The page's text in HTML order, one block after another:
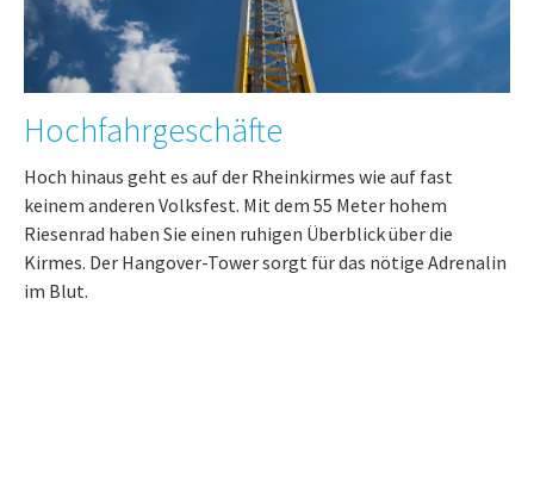
Hochfahrgeschäfte
Hoch hinaus geht es auf der Rheinkirmes wie auf fast
keinem anderen Volksfest. Mit dem 55 Meter hohem
Riesenrad haben Sie einen ruhigen Überblick über die
Kirmes. Der Hangover-Tower sorgt für das nötige Adrenalin
im Blut.